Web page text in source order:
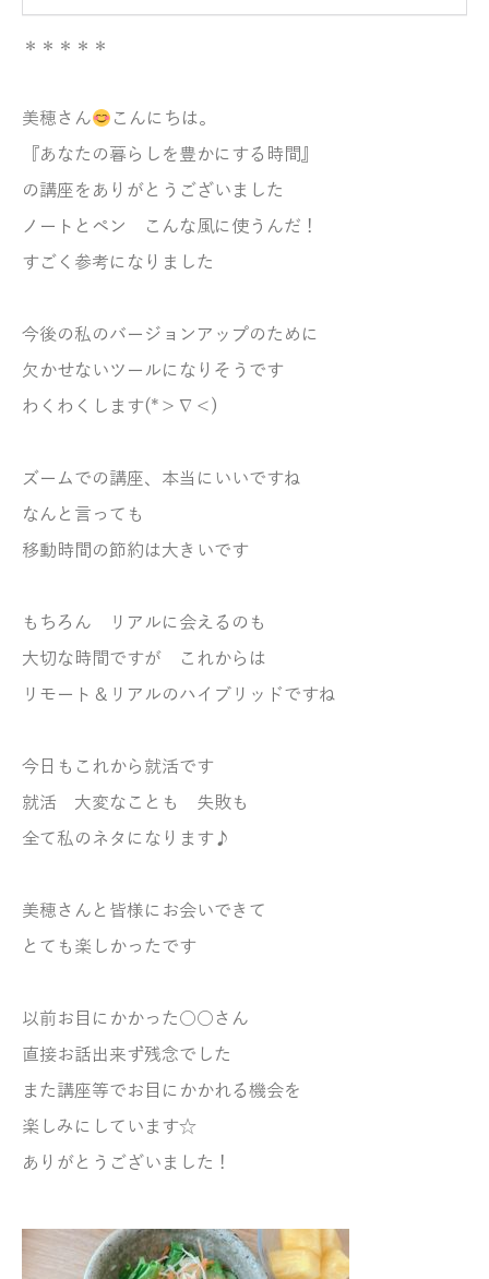
＊＊＊＊＊
美穂さん
こんにちは。
『あなたの暮らしを豊かにする時間』
の講座をありがとうございました
ノートとペン こんな風に使うんだ！
すごく参考になりました
今後の私のバージョンアップのために
欠かせないツールになりそうです
わくわくします(*＞∇＜)
ズームでの講座、本当にいいですね
なんと言っても
移動時間の節約は大きいです
もちろん リアルに会えるのも
大切な時間ですが これからは
リモート＆リアルのハイブリッドですね
今日もこれから就活です
就活 大変なことも 失敗も
全て私のネタになります♪
美穂さんと皆様にお会いできて
とても楽しかったです
以前お目にかかった○○さん
直接お話出来ず残念でした
また講座等でお目にかかれる機会を
楽しみにしています☆
ありがとうございました！